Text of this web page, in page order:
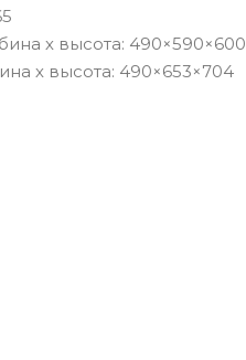
х высота: 490×590×600
х высота: 490×653×704